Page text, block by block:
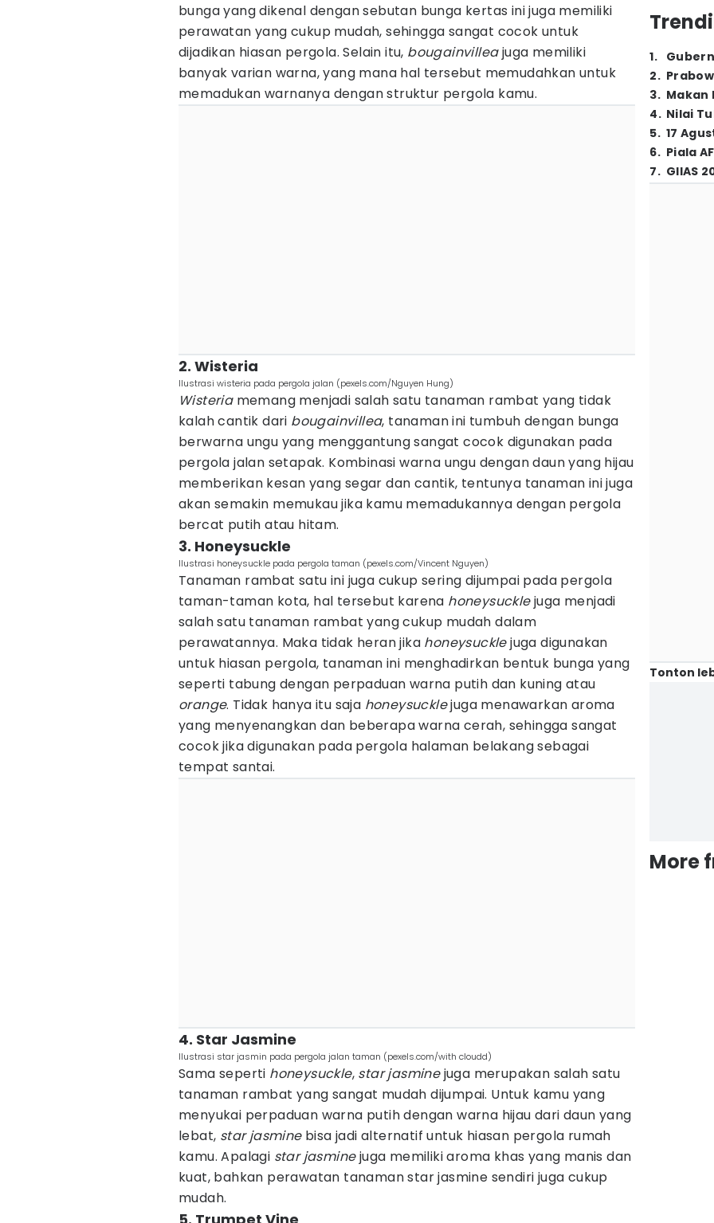
bunga yang dikenal dengan sebutan bunga kertas ini juga memiliki
perawatan yang cukup mudah, sehingga sangat cocok untuk
dijadikan hiasan pergola. Selain itu, bougainvilleajuga memiliki
banyak varian warna, yang mana hal tersebut memudahkan untuk
memadukan warnanya dengan struktur pergola kamu.
2. Wisteria
Ilustrasi wisteria pada pergola jalan (pexels.com/Nguyen Hung)
Wisteriamemang menjadi salah satu tanaman rambat yang tidak
kalah cantik dari bougainvillea, tanaman ini tumbuh dengan bunga
berwarna ungu yang menggantung sangat cocok digunakan pada
pergola jalan setapak. Kombinasi warna ungu dengan daun yang hijau
memberikan kesan yang segar dan cantik, tentunya tanaman ini juga
akan semakin memukau jika kamu memadukannya dengan pergola
bercat putih atau hitam.
3. Honeysuckle
Ilustrasi honeysuckle pada pergola taman (pexels.com/Vincent Nguyen)
Tanaman rambat satu ini juga cukup sering dijumpai pada pergola
taman-taman kota, hal tersebut karena honeysucklejuga menjadi
salah satu tanaman rambat yang cukup mudah dalam
perawatannya. Maka tidak heran jika honeysucklejuga digunakan
untuk hiasan pergola, tanaman ini menghadirkan bentuk bunga yang
seperti tabung dengan perpaduan warna putih dan kuning atau
orange. Tidak hanya itu saja honeysucklejuga menawarkan aroma
yang menyenangkan dan beberapa warna cerah, sehingga sangat
cocok jika digunakan pada pergola halaman belakang sebagai
tempat santai.
4. Star Jasmine
Ilustrasi star jasmin pada pergola jalan taman (pexels.com/with cloudd)
Sama seperti honeysuckle, star jasminejuga merupakan salah satu
tanaman rambat yang sangat mudah dijumpai. Untuk kamu yang
menyukai perpaduan warna putih dengan warna hijau dari daun yang
lebat, star jasminebisa jadi alternatif untuk hiasan pergola rumah
kamu. Apalagi star jasminejuga memiliki aroma khas yang manis dan
kuat, bahkan perawatan tanaman star jasmine sendiri juga cukup
mudah.
1.
2.
3. Makan
4. Nilai
5. 17
6. Piala
7. GIIAS
Tonton
More